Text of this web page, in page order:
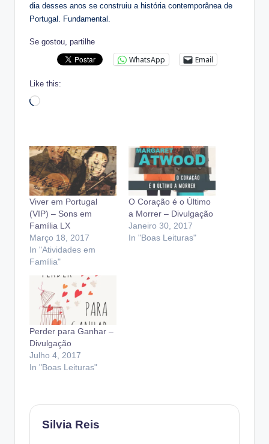
dia desses anos se construiu a história contemporânea de
Portugal. Fundamental.
Se gostou, partilhe
WhatsApp Email
Like this:
Loading…
Viver em Portugal
(VIP) – Sons em
Família LX
Março 18, 2017
In "Atividades em
Família"
O Coração é o Último
a Morrer – Divulgação
Janeiro 30, 2017
In "Boas Leituras"
Perder para Ganhar –
Divulgação
Julho 4, 2017
In "Boas Leituras"
Silvia Reis